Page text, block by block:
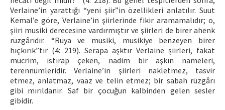
Verlaine’in yarattığı “yeni şiir”in özellikleri anlatılır. Suut
Kemal’e göre, Verlaine’in şiirlerinde fikir aramamalıdır; o,
şiiri musiki derecesine vardırmıştır ve şiirleri de birer ahenk
rüzgârıdır. “Rüya ve musiki, musikiye benzeyen birer
hıçkırık”tır (4: 219). Serapa aşktır Verlaine şiirleri, fakat
mücrim, ıstırap çeken, nadim bir aşkın nameleri,
terennümleridir. Verlaine’in şiirleri nakletmez, tasvir
etmez, anlatmaz, vaaz ve telin etmez; bir sabah rüzgârı
gibi mırıldanır. Saf bir çocuğun kalbinden gelen sesler
gibidir.